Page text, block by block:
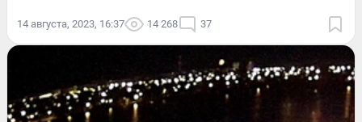
14 августа, 2023, 16:37 14 268 37